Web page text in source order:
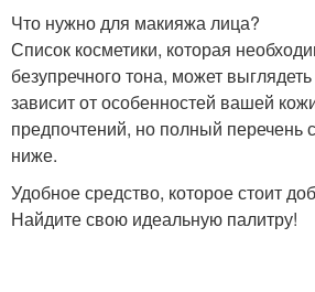
Что нужно для макияжа лица?
Список косметики, которая
безупречного тона, может
зависит от особенностей вашей
предпочтений, но полный перечень
ниже.
Удобное средство, которое стоит
Найдите свою идеальную палитру!